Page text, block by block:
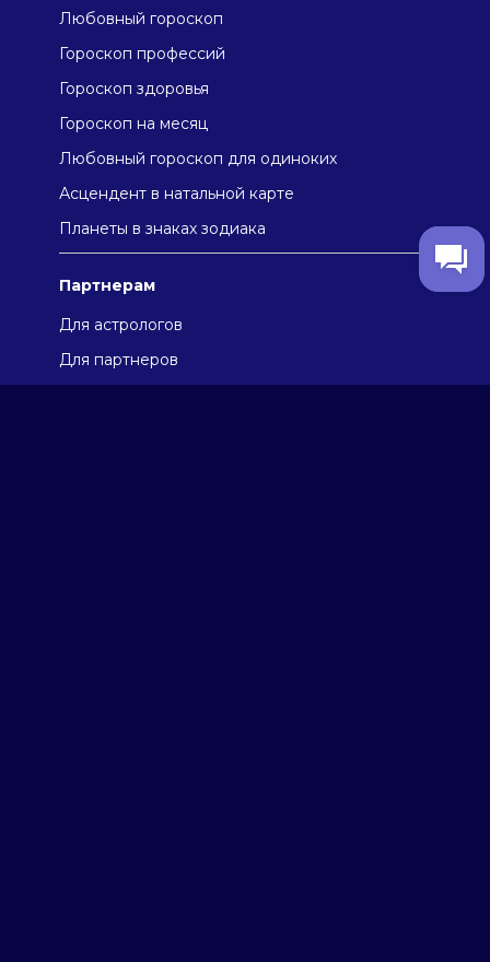
Любовный гороскоп
Гороскоп профессий
Гороскоп здоровья
Гороскоп на месяц
Любовный гороскоп для одиноких
Асцендент в натальной карте
Плaнeты в знaкax зодиaкa
Партнерам
Для астрологов
Для партнеров